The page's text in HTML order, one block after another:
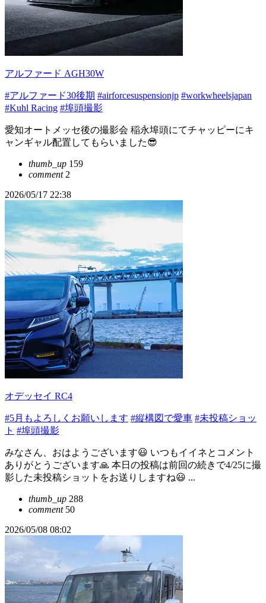
アルファード AGH30W
#アルファード30後期 #airforcesuspensionjp #workwheelsjapan
#Kuhl Racing #埠頭撮影
愛知オートメッセ後の撮影会 稲永埠頭にてチャッピーにキ
ャンギャル配置してもらいました😎
thumb_up 159
comment2
2026/05/17 22:38
オデッセイ RC4
#5月もよろしくお願いします #縦構図で愛車 #未投稿ショッ
ト #埠頭撮影
みなさん、おはようございます😃 いつもイイネとコメント
ありがとうございます🙏 本日の投稿は前回の続きで4/25に撮
影した未投稿ショットをお送りしますね😃 ...
thumb_up 288
comment50
2026/05/08 08:02